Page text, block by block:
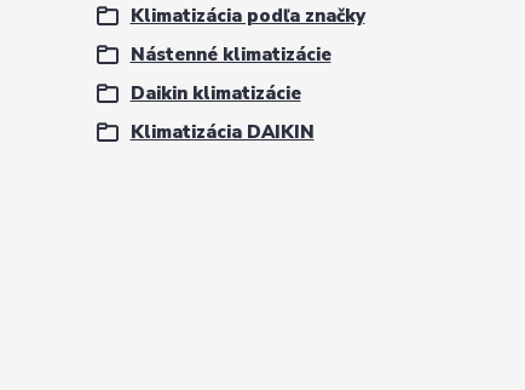
Klimatizácia podľa značky
Nástenné klimatizácie
Daikin klimatizácie
Klimatizácia DAIKIN